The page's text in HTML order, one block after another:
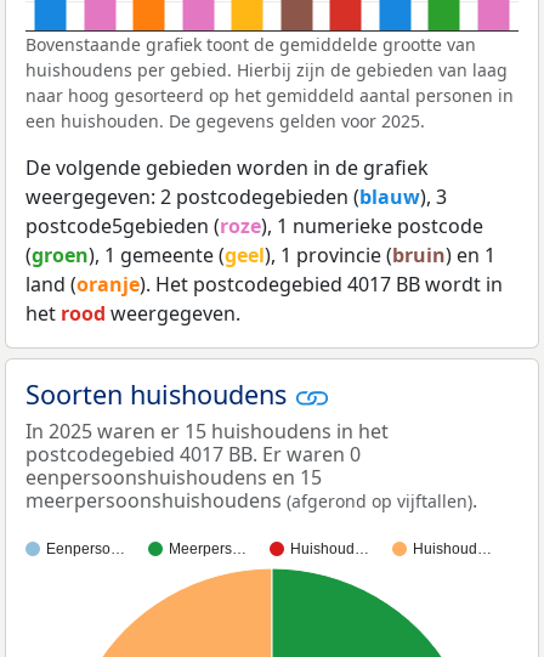
Bovenstaande grafiek toont de gemiddelde grootte van
huishoudens per gebied. Hierbij zijn de gebieden van laag
naar hoog gesorteerd op het gemiddeld aantal personen in
een huishouden. De gegevens gelden voor 2025.
De volgende gebieden worden in de grafiek
weergegeven: 2 postcodegebieden (blauw), 3
postcode5gebieden (roze), 1 numerieke postcode
(groen), 1 gemeente (geel), 1 provincie (bruin) en 1
land (oranje). Het postcodegebied 4017 BB wordt in
het rood weergegeven.
Soorten huishoudens
In 2025 waren er 15 huishoudens in het
postcodegebied 4017 BB. Er waren 0
eenpersoonshuishoudens en 15
meerpersoonshuishoudens (afgerond op vijftallen).
Eenperso… Meerpers… Huishoud… Huishoud…